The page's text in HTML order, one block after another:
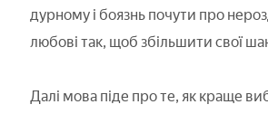
дурному і боязнь почути про
любові так, щоб збільшити свої
Далі мова піде про те, як краще